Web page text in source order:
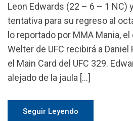
Leon Edwards (22 – 6 – 1 NC)
tentativa para su regreso al
lo reportado por MMA Mania,
Welter de UFC recibirá a
el Main Card del UFC 329.
alejado de la jaula […]
Seguir Leyendo